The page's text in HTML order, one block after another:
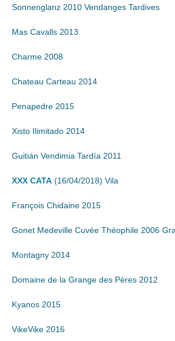
Sonnenglanz 2010 Vendanges Tardives
Mas Cavalls 2013
Charme 2008
Chateau Carteau 2014
Penapedre 2015
Xisto Ilimitado 2014
Guitián Vendimia Tardía 2011
XXX CATA (16/04/2018) Vila
François Chidaine 2015
Gonet Medeville Cuvée Théophile 2006
Montagny 2014
Domaine de la Grange des Pères 2012
Kyanos 2015
VikeVike 2016